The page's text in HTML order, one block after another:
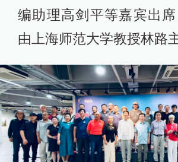
编助理高剑平等嘉宾出
由上海师范大学教授林路